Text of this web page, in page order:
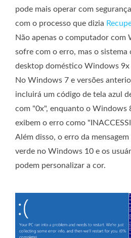
pode mais operar com
com o processo que dizia
Não apenas o computador com
sofre com o erro, mas o sistema
desktop doméstico Windows
No Windows 7 e versões
incluirá um código de tela azul
com "0x", enquanto o Windows
exibem o erro como
Além disso, o erro da
verde no Windows 10 e os
podem personalizar a cor.